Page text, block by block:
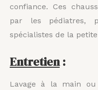
confiance. Ces
par les pédiatres,
spécialistes de la
Entretien:
Lavage à la main